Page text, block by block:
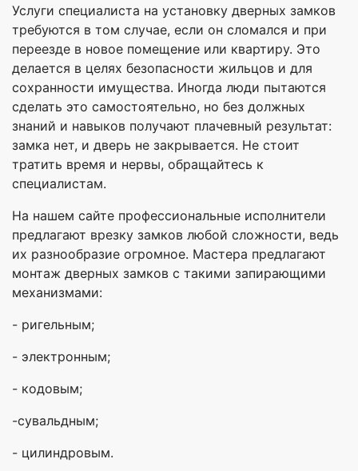
Услуги специалиста на установку дверных замков
требуются в том случае, если он сломался и при
переезде в новое помещение или квартиру. Это
делается в целях безопасности жильцов и для
сохранности имущества. Иногда люди пытаются
сделать это самостоятельно, но без должных
знаний и навыков получают плачевный результат:
замка нет, и дверь не закрывается. Не стоит
тратить время и нервы, обращайтесь к
специалистам.
На нашем сайте профессиональные исполнители
предлагают врезку замков любой сложности, ведь
их разнообразие огромное. Мастера предлагают
монтаж дверных замков с такими запирающими
механизмами:
- ригельным;
- электронным;
- кодовым;
-сувальдным;
- цилиндровым.